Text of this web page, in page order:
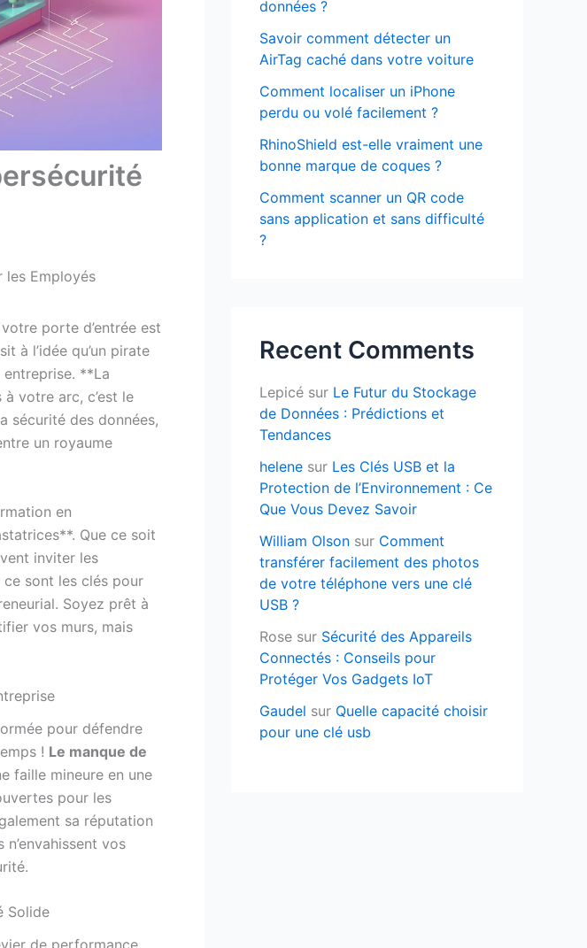
les Employés
porte d’entrée est
à l’idée qu’un pirate
**La
votre arc, c’est le
sécurité des données,
un royaume
en
Que ce soit
inviter les
sont les clés pour
Soyez prêt à
vos murs, mais
pour défendre
! Le manque de
faille mineure en une
pour les
sa réputation
vos
Solide
données ?
Savoir comment détecter un
AirTag caché dans votre voiture
Comment localiser un iPhone
perdu ou volé facilement ?
RhinoShield est-elle vraiment une
bonne marque de coques ?
Comment scanner un QR code
sans application et sans difficulté
?
Recent Comments
Lepicé sur Le Futur du Stockage
de Données : Prédictions et
Tendances
helene sur Les Clés USB et la
Protection de l’Environnement : Ce
Que Vous Devez Savoir
William Olson sur Comment
transférer facilement des photos
de votre téléphone vers une clé
USB ?
Rose sur Sécurité des Appareils
Connectés : Conseils pour
Protéger Vos Gadgets IoT
Gaudel sur Quelle capacité choisir
pour une clé usb